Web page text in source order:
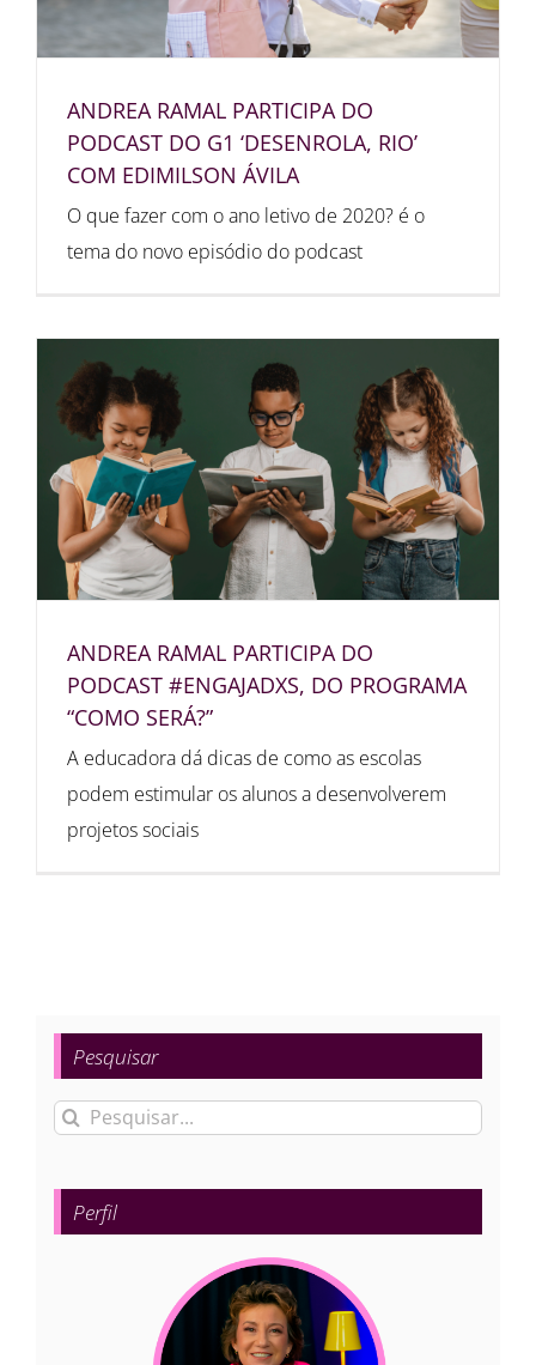
ANDREA RAMAL PARTICIPA DO
PODCAST DO G1 ‘DESENROLA, RIO’
COM EDIMILSON ÁVILA
O que fazer com o ano letivo de 2020? é o
tema do novo episódio do podcast
ANDREA RAMAL PARTICIPA DO
PODCAST #ENGAJADXS, DO PROGRAMA
“COMO SERÁ?”
A educadora dá dicas de como as escolas
podem estimular os alunos a desenvolverem
projetos sociais
Pesquisar
Buscar
para:
Perfil